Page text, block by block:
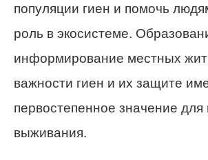
популяции гиен и помочь
роль в экосистеме.
информирование местных
важности гиен и их защите
первостепенное значение для
выживания.